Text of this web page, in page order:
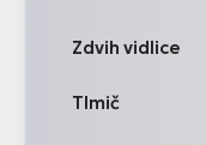
Zdvih vidlice
Tlmič